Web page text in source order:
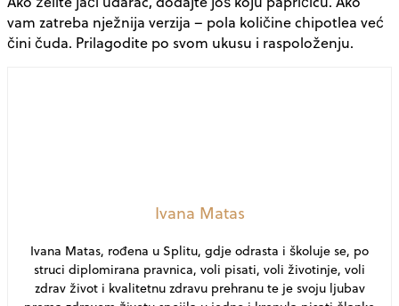
vam zatreba nježnija verzija – pola količine chipotlea već
čini čuda. Prilagodite po svom ukusu i raspoloženju.
Ivana Matas
Ivana Matas, rođena u Splitu, gdje odrasta i školuje se, po
struci diplomirana pravnica, voli pisati, voli životinje, voli
zdrav život i kvalitetnu zdravu prehranu te je svoju ljubav